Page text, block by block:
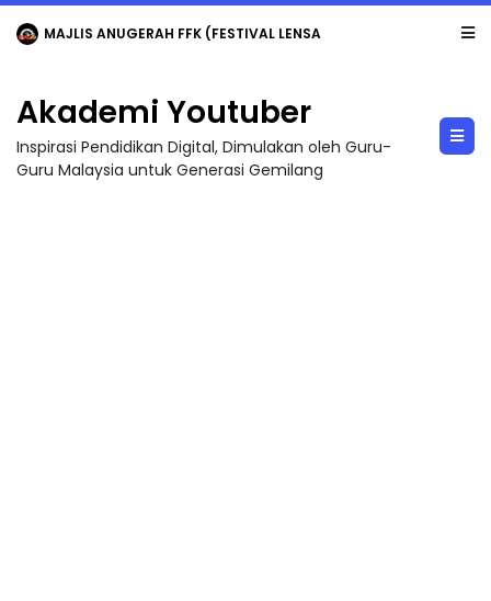
MAJLIS ANUGERAH FFK (FESTIVAL LENSA PENDIDIKAN - FLeP) 2026
Akademi Youtuber
Inspirasi Pendidikan Digital, Dimulakan oleh Guru-
Guru Malaysia untuk Generasi Gemilang